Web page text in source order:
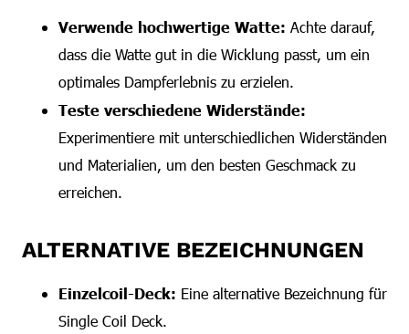
Verwende hochwertige Watte: Achte darauf,
dass die Watte gut in die Wicklung passt, um ein
optimales Dampferlebnis zu erzielen.
Teste verschiedene Widerstände:
Experimentiere mit unterschiedlichen Widerständen
und Materialien, um den besten Geschmack zu
erreichen.
ALTERNATIVE BEZEICHNUNGEN
Einzelcoil-Deck: Eine alternative Bezeichnung für
Single Coil Deck.